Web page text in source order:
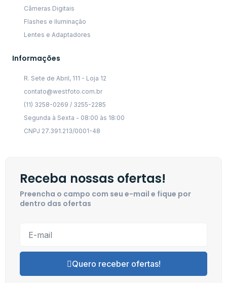
Câmeras Digitais
Flashes e Iluminação
Lentes e Adaptadores
Informações
R. Sete de Abril, 111 - Loja 12
contato@westfoto.com.br
(11) 3258-0269 / 3255-2285
Segunda à Sexta - 08:00 às 18:00
CNPJ 27.391.213/0001-48
Receba nossas ofertas!
Preencha o campo com seu e-mail e fique por
dentro das ofertas
Quero receber ofertas!